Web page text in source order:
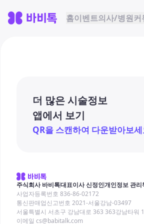
홈이벤트의사/병원커
더 많은 시술정보
앱에서 보기
QR을 스캔하여 다운받아보세
주식회사 바비톡대표이사 신정인개인정보 관리
사업자등록번호 836-86-02172
통신판매업신고번호 2021-서울강남-03497
서울특별시 서초구 강남대로 363 363강남타워
이메일 cs@babitalk.com